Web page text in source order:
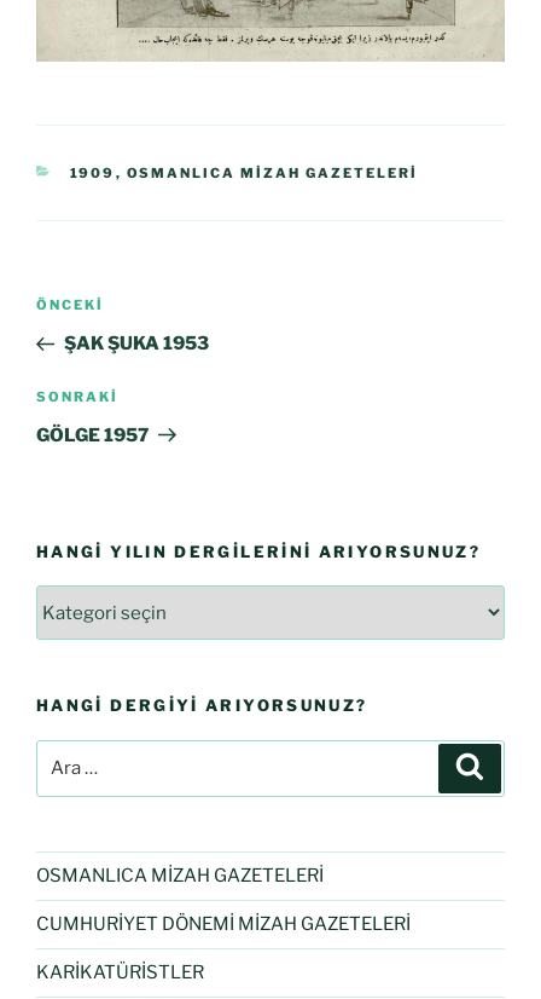
1909 , OSMANLICA MIZAH GAZETELERI
ÖNCEKI
ŞAK ŞUKA 1953
SONRAKI
GÖLGE 1957
HANGI YILIN DERGILERINI ARIYORSUNUZ?
HANGI DERGIYI ARIYORSUNUZ?
OSMANLICA MİZAH GAZETELERİ
CUMHURİYET DÖNEMİ MİZAH GAZETELERİ
KARİKATÜRİSTLER